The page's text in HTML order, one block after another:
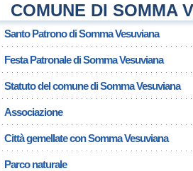
COMUNE DI SOMMA
Santo Patrono di Somma Vesuviana
Festa Patronale di Somma Vesuviana
Statuto del comune di Somma Vesuviana
Associazione
Città gemellate con Somma Vesuviana
Parco naturale